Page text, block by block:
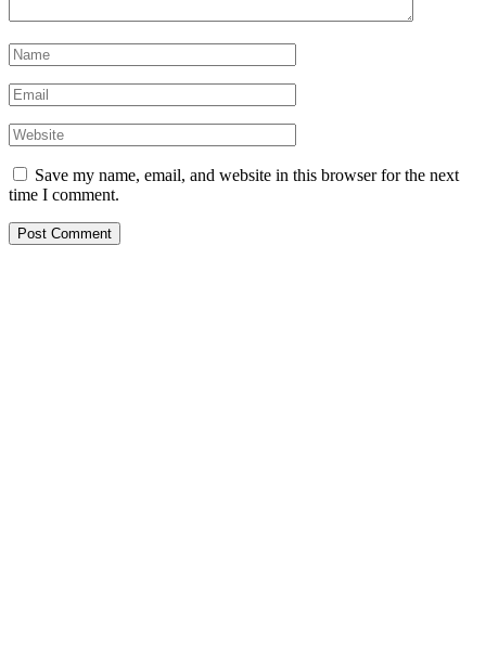
Save my name, email, and website in this browser for the next
time I comment.